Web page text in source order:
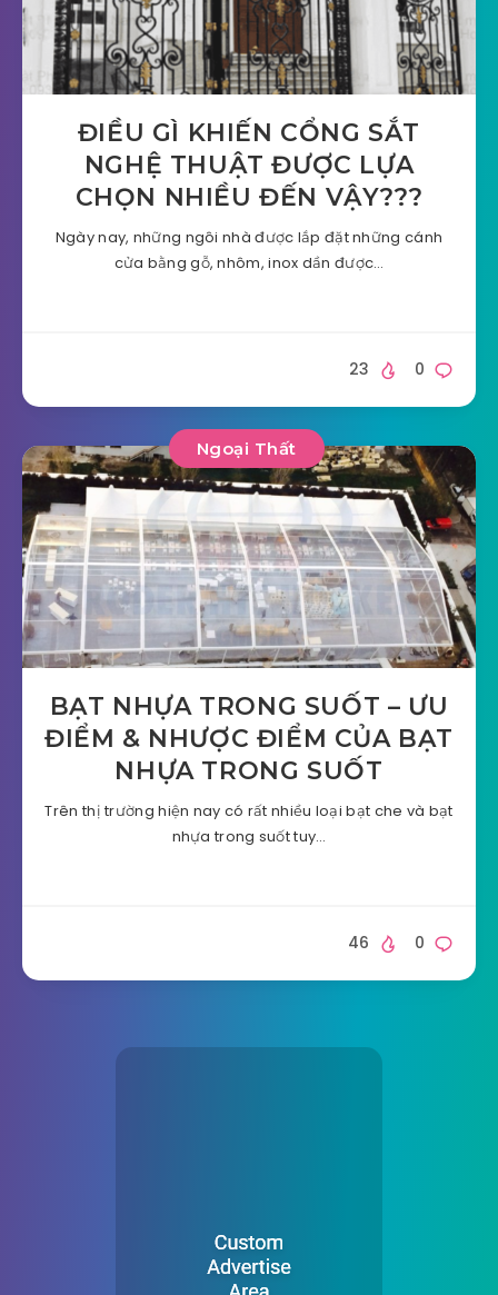
ĐIỀU GÌ KHIẾN CỔNG SẮT
NGHỆ THUẬT ĐƯỢC LỰA
CHỌN NHIỀU ĐẾN VẬY???
Ngày nay, những ngôi nhà được lắp đặt những cánh
cửa bằng gỗ, nhôm, inox dần được…
0
23
Ngoại Thất
BẠT NHỰA TRONG SUỐT – ƯU
ĐIỂM & NHƯỢC ĐIỂM CỦA BẠT
NHỰA TRONG SUỐT
Trên thị trường hiện nay có rất nhiều loại bạt che và bạt
nhựa trong suốt tuy…
0
46